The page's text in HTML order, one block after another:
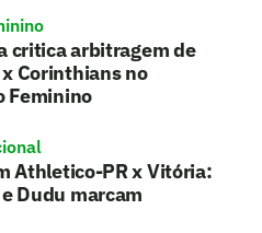
critica arbitragem de
Corinthians no
Feminino
Athletico-PR x Vitória:
Dudu marcam